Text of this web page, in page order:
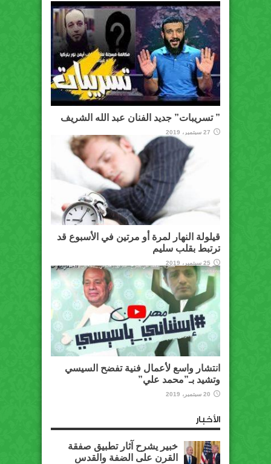
” تسريبات” جديد الفنان عبد الله الشريف
27 سبتمبر، 2019
قيلولة النهار لمرة أو مرتين في الأسبوع قد
ترتبط بقلب سليم
25 سبتمبر، 2019
انتشار واسع لأعمال فنية تفضح السيسي
وتشيد بـ”محمد علي”
20 سبتمبر، 2019
الأخبار
خبير يشرح آثار تطبيق صفقة
القرن على الضفة والقدس